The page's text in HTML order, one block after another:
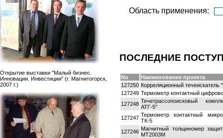
Область применения:
ПОСЛЕДНИЕ
No
Наименование проекта
127250 Корреляционный течеискатель
127249 Термометр контактный
127248 Течетрассопоисковый
АТГ-5"
127247 Термометр контактный
ТК-5
127246 Магнитный толщиномер
МТ2003М
Открытие выставки "Малый бизнес.
Инновации. Инвестиции" (г. Магнитогорск,
2007 г.)